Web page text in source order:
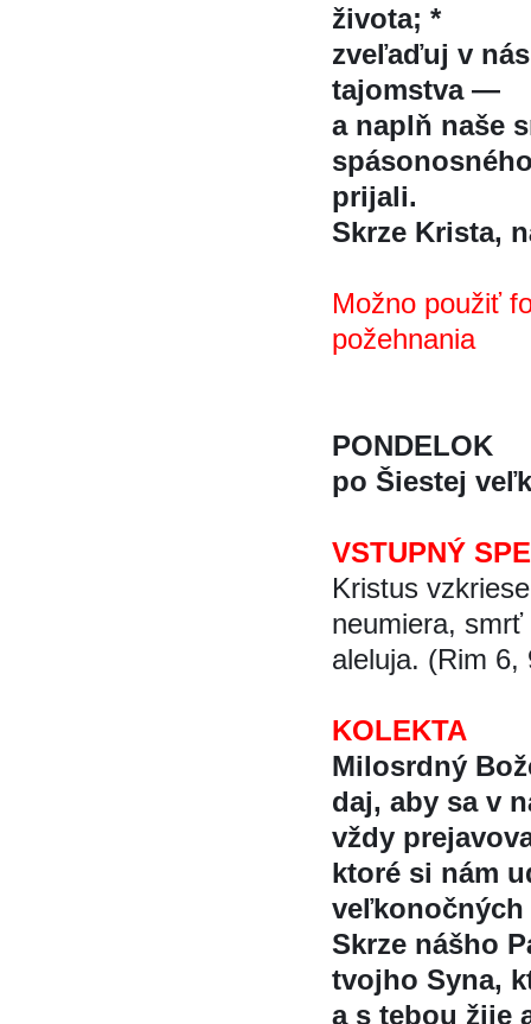
života; *
zveľaďuj v
tajomstva —
a naplň naše
prijali.
Skrze Krista,
Možno použiť
požehnania
PONDELOK
po Šiestej
VSTUPNÝ
Kristus
neumiera,
aleluja. (Rim 6,
KOLEKTA
Milosrdný
daj, aby sa v
vždy
ktoré si nám
veľkonočných
Skrze nášho
tvojho Syna,
a s tebou žije